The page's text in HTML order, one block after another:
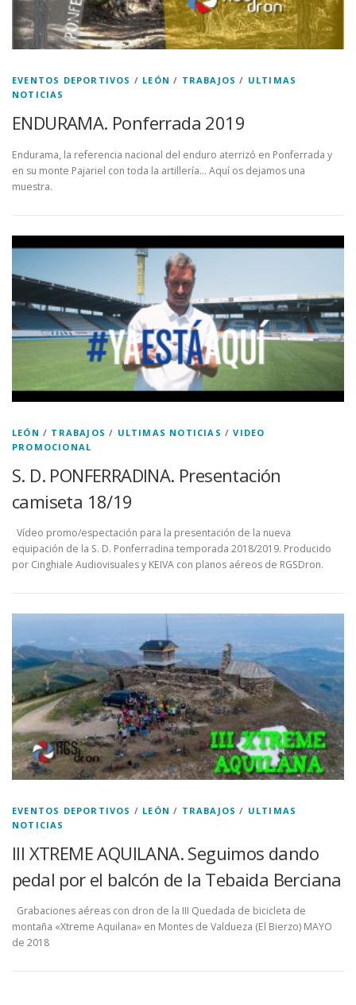
EVENTOS DEPORTIVOS / LEÓN / TRABAJOS / ULTIMAS
NOTICIAS
ENDURAMA. Ponferrada 2019
Endurama, la referencia nacional del enduro aterrizó en Ponferrada y
en su monte Pajariel con toda la artillería… Aquí os dejamos una
muestra.
LEÓN / TRABAJOS / ULTIMAS NOTICIAS /VIDEO
PROMOCIONAL
S. D. PONFERRADINA. Presentación
camiseta 18/19
Vídeo promo/espectación para la presentación de la nueva
equipación de la S. D. Ponferradina temporada 2018/2019. Producido
por Cinghiale Audiovisuales y KEIVA con planos aéreos de RGSDron.
EVENTOS DEPORTIVOS / LEÓN / TRABAJOS / ULTIMAS
NOTICIAS
III XTREME AQUILANA. Seguimos dando
pedal por el balcón de la Tebaida Berciana
Grabaciones aéreas con dron de la III Quedada de bicicleta de
montaña «Xtreme Aquilana» en Montes de Valdueza (El Bierzo) MAYO
de 2018